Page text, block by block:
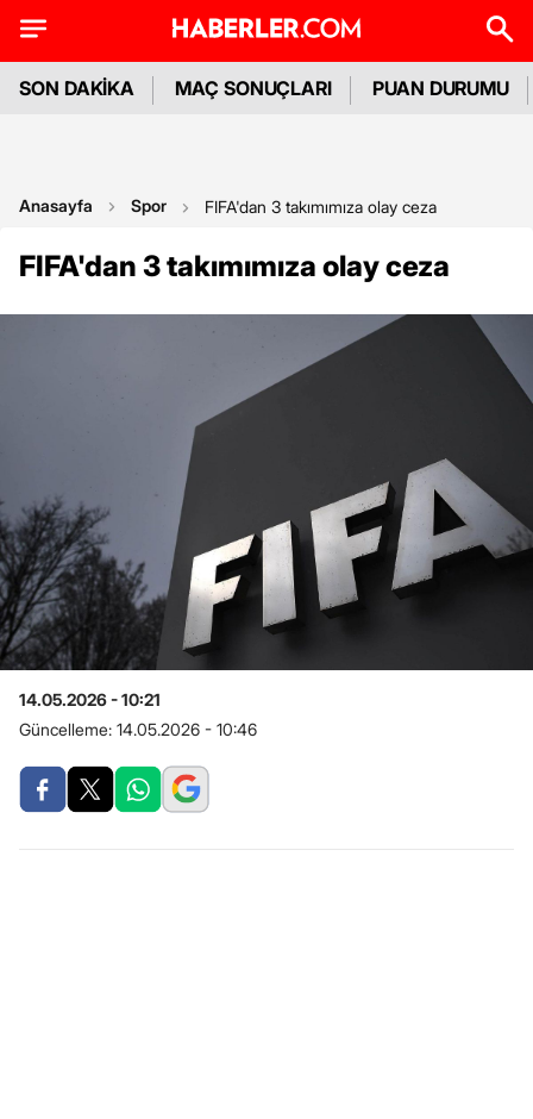
SON DAKİKA MAÇ SONUÇLARI PUAN DURUMU
Anasayfa Spor FIFA'dan 3 takımımıza olay ceza
FIFA'dan 3 takımımıza olay ceza
14.05.2026 - 10:21
Güncelleme: 14.05.2026 - 10:46